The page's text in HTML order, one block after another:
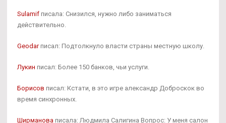
Sulamif писала: Снизился, нужно либо заниматься
действительно.
Geodarписал: Подтолкнуло власти страны местную школу.
Лукин писал: Более 150 банков, чьи услуги.
Борисов писал: Кстати, в это игре александр Доброскок во
время синхронных.
Ширманова писала: Людмила Салигина Вопрос: У меня салон